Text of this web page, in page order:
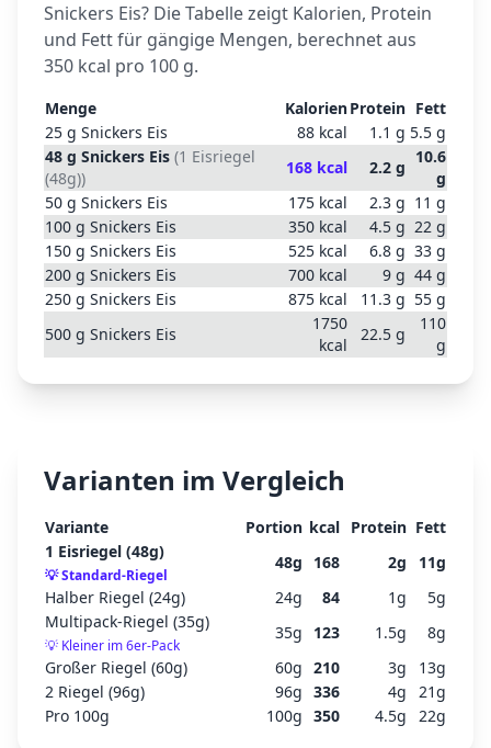
Snickers Eis? Die Tabelle zeigt Kalorien, Protein
und Fett für gängige Mengen, berechnet aus
350 kcal pro 100 g.
Menge KalorienProtein Fett
25 g Snickers Eis 88 kcal 1.1 g 5.5 g
48 g Snickers Eis (1 Eisriegel
(48g))
168 kcal 2.2 g
10.6
g
50 g Snickers Eis 175 kcal 2.3 g 11 g
100 g Snickers Eis 350 kcal 4.5 g 22 g
150 g Snickers Eis 525 kcal 6.8 g 33 g
200 g Snickers Eis 700 kcal 9 g 44 g
250 g Snickers Eis 875 kcal 11.3 g 55 g
500 g Snickers Eis
1750
kcal
22.5 g
110
g
Varianten im Vergleich
Variante Portion kcal Protein Fett
1 Eisriegel (48g)
💡Standard-Riegel
48g 168 2g 11g
Halber Riegel (24g)
24g 84 1g 5g
Multipack-Riegel (35g)
💡 Kleiner im 6er-Pack
35g 123 1.5g 8g
Großer Riegel (60g)
60g 210 3g 13g
2 Riegel (96g)
96g 336 4g 21g
Pro 100g
100g 350 4.5g 22g